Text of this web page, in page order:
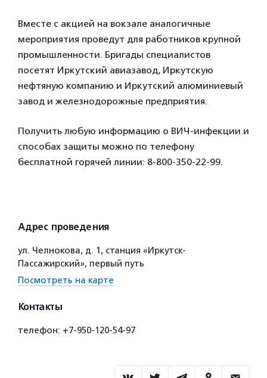
Вместе с акцией на вокзале аналогичные
мероприятия проведут для работников крупной
промышленности. Бригады специалистов
посетят Иркутский авиазавод, Иркутскую
нефтяную компанию и Иркутский алюминиевый
завод и железнодорожные предприятия.
Получить любую информацию о ВИЧ-инфекции и
способах защиты можно по телефону
бесплатной горячей линии: 8-800-350-22-99.
Адрес проведения
ул. Челнокова, д. 1, станция «Иркутск-
Пассажирский», первый путь
Посмотреть на карте
Контакты
телефон: +7-950-120-54-97